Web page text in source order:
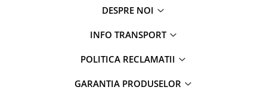
Cosmetice & Ingrijire Personala
Lotiuni ,lapte,creme si uleiuri
DESPRE NOI
INFO TRANSPORT
POLITICA RECLAMATII
GARANTIA PRODUSELOR